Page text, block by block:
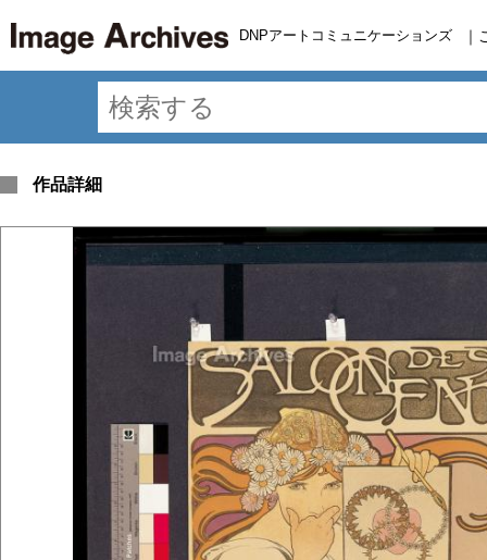
DNPアートコミュニケーションズ ｜
作品詳細